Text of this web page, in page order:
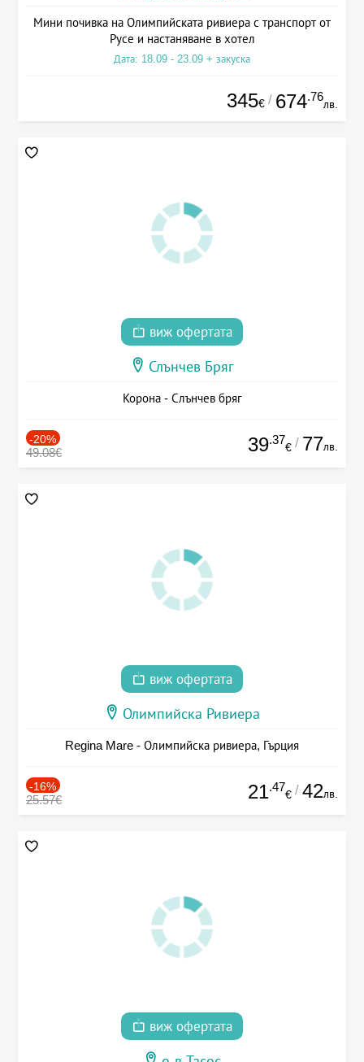
Мини почивка на Олимпийската ривиера с транспорт от
Русе и настаняване в хотел
Дата: 18.09 - 23.09 + закуска
345€ / 674.76
лв.
виж офертата
Слънчев Бряг
Корона - Слънчев бряг
-20%
49.08€ 39.37
€ / 77лв.
виж офертата
Олимпийска Ривиера
Regina Mare - Олимпийска ривиера, Гърция
-16%
25.57€ 21.47
€ / 42лв.
виж офертата